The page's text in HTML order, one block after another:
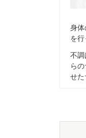
身
を行
不
ら
せた